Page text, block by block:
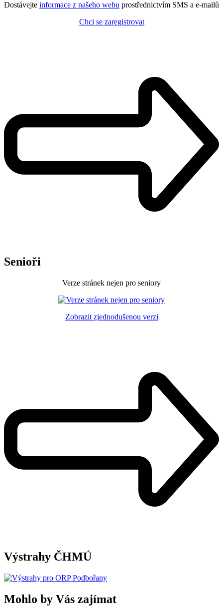
Dostávejte informace z našeho webu prostřednictvím SMS a e-mailů
Chci se zaregistrovat
Senioři
Verze stránek nejen pro seniory
Zobrazit zjednodušenou verzi
Výstrahy ČHMÚ
Mohlo by Vás zajímat